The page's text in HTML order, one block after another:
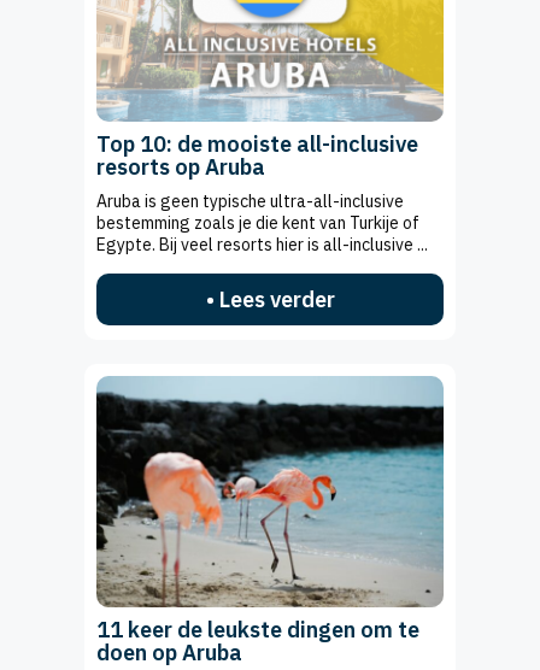
Top 10: de mooiste all-inclusive
resorts op Aruba
Aruba is geen typische ultra-all-inclusive
bestemming zoals je die kent van Turkije of
Egypte. Bij veel resorts hier is all-inclusive ...
• Lees verder
11 keer de leukste dingen om te
doen op Aruba